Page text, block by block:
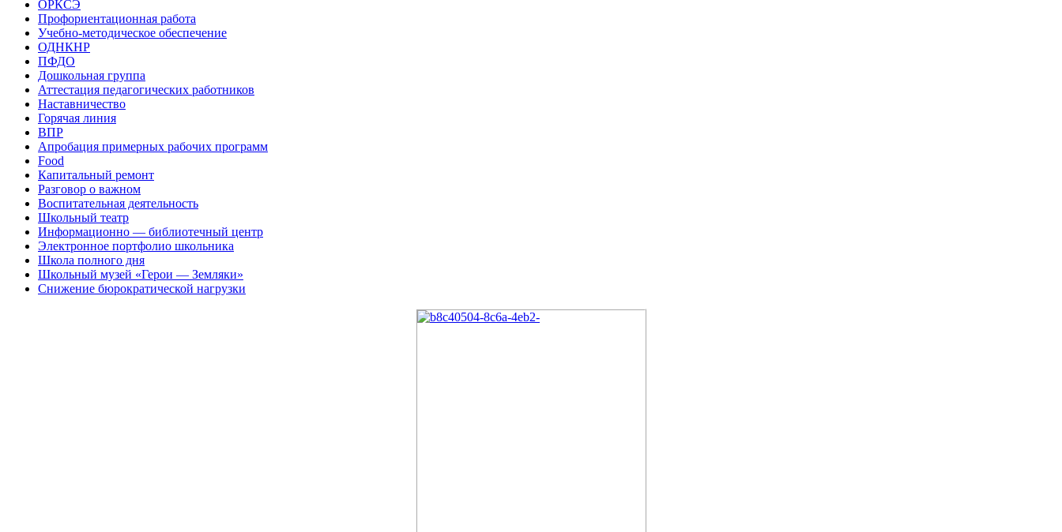
ОРКСЭ
Профориентационная работа
Учебно-методическое обеспечение
ОДНКНР
ПФДО
Дошкольная группа
Аттестация педагогических работников
Наставничество
Горячая линия
ВПР
Апробация примерных рабочих программ
Food
Капитальный ремонт
Разговор о важном
Воспитательная деятельность
Школьный театр
Информационно — библиотечный центр
Электронное портфолио школьника
Школа полного дня
Школьный музей «Герои — Земляки»
Снижение бюрократической нагрузки